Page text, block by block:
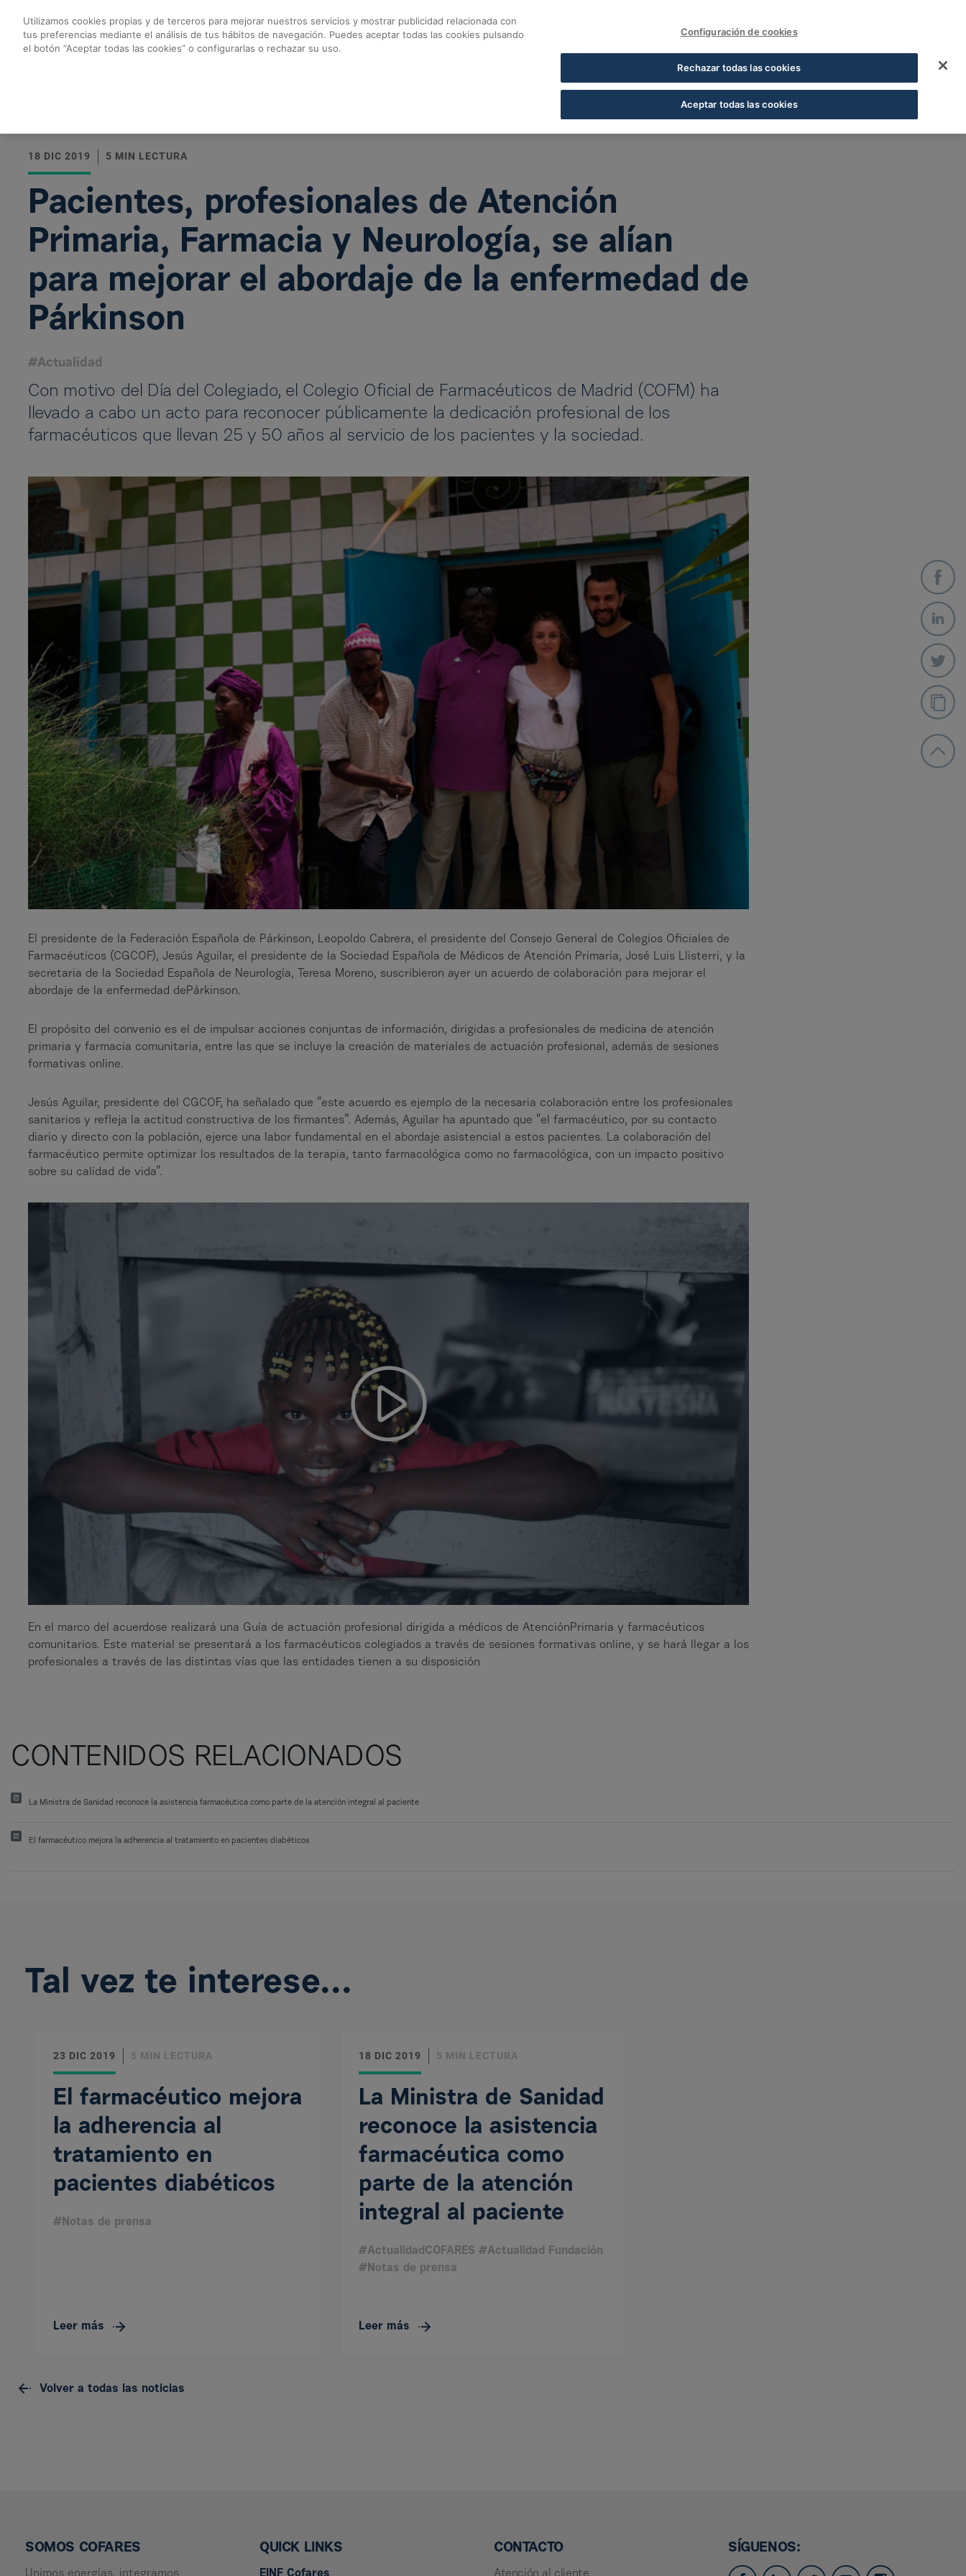
CONTACTO COFARES SECCIÓN DE CRÉDITO FUNDACIÓN COFARES
Pacientes, profesionales de Atención Primaria, Farmacia y
18 DIC 2019 5 MIN LECTURA
Pacientes, profesionales de Atención
Primaria, Farmacia y Neurología, se alían
para mejorar el abordaje de la enfermedad de
Párkinson
#Actualidad
Con motivo del Día del Colegiado, el Colegio Oficial de Farmacéuticos de Madrid (COFM) ha
llevado a cabo un acto para reconocer públicamente la dedicación profesional de los
farmacéuticos que llevan 25 y 50 años al servicio de los pacientes y la sociedad.
El presidente de la Federación Española de Párkinson, Leopoldo Cabrera, el presidente del Consejo General de Colegios Oficiales de
Farmacéuticos (CGCOF), Jesús Aguilar, el presidente de la Sociedad Española de Médicos de Atención Primaria, José Luis Llisterri, y la
secretaria de la Sociedad Española de Neurología, Teresa Moreno, suscribieron ayer un acuerdo de colaboración para mejorar el
abordaje de la enfermedad dePárkinson.
El propósito del convenio es el de impulsar acciones conjuntas de información, dirigidas a profesionales de medicina de atención
primaria y farmacia comunitaria, entre las que se incluye la creación de materiales de actuación profesional, además de sesiones
formativas online.
Jesús Aguilar, presidente del CGCOF, ha señalado que “este acuerdo es ejemplo de la necesaria colaboración entre los profesionales
sanitarios y refleja la actitud constructiva de los firmantes”. Además, Aguilar ha apuntado que “el farmacéutico, por su contacto
diario y directo con la población, ejerce una labor fundamental en el abordaje asistencial a estos pacientes. La colaboración del
farmacéutico permite optimizar los resultados de la terapia, tanto farmacológica como no farmacológica, con un impacto positivo
sobre su calidad de vida”.
En el marco del acuerdose realizará una Guía de actuación profesional dirigida a médicos de AtenciónPrimaria y farmacéuticos
comunitarios. Este material se presentará a los farmacéuticos colegiados a través de sesiones formativas online, y se hará llegar a los
profesionales a través de las distintas vías que las entidades tienen a su disposición
CONTENIDOS RELACIONADOS
La Ministra de Sanidad reconoce la asistencia farmacéutica como parte de la atención integral al paciente
El farmacéutico mejora la adherencia al tratamiento en pacientes diabéticos
Tal vez te interese...
23 DIC 2019 5 MIN LECTURA
El farmacéutico mejora
la adherencia al
tratamiento en
pacientes diabéticos
#Notas de prensa
Leer más
18 DIC 2019 5 MIN LECTURA
La Ministra de Sanidad
reconoce la asistencia
farmacéutica como
parte de la atención
integral al paciente
#ActualidadCOFARES #Actualidad Fundación
#Notas de prensa
Leer más
Volver a todas las noticias
SOMOS COFARES QUICK LINKS CONTACTO SÍGUENOS:
Utilizamos cookies propias y de terceros para mejorar nuestros servicios y mostrar publicidad relacionada con
tus preferencias mediante el análisis de tus hábitos de navegación. Puedes aceptar todas las cookies pulsando
el botón “Aceptar todas las cookies” o configurarlas o rechazar su uso.
Configuración de cookies
Rechazar todas las cookies
Aceptar todas las cookies